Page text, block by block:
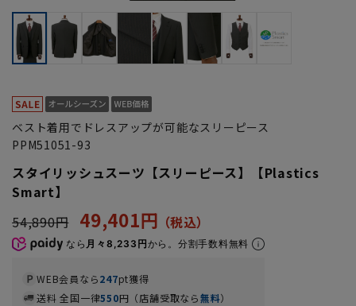
ベスト着用でドレスアップが可能なスリーピース
PPM51051-93
スタイリッシュスーツ【スリーピース】【Plastics
Smart】
54,890円
49,401円
なら 月々8,233円から。分割手数料無料
WEB会員なら247pt獲得
送料 全国一律550円（店舗受取なら無料）